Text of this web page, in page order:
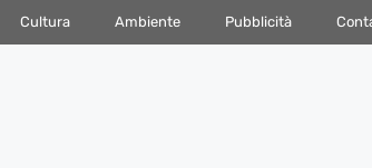
Cultura Ambiente Pubblicità